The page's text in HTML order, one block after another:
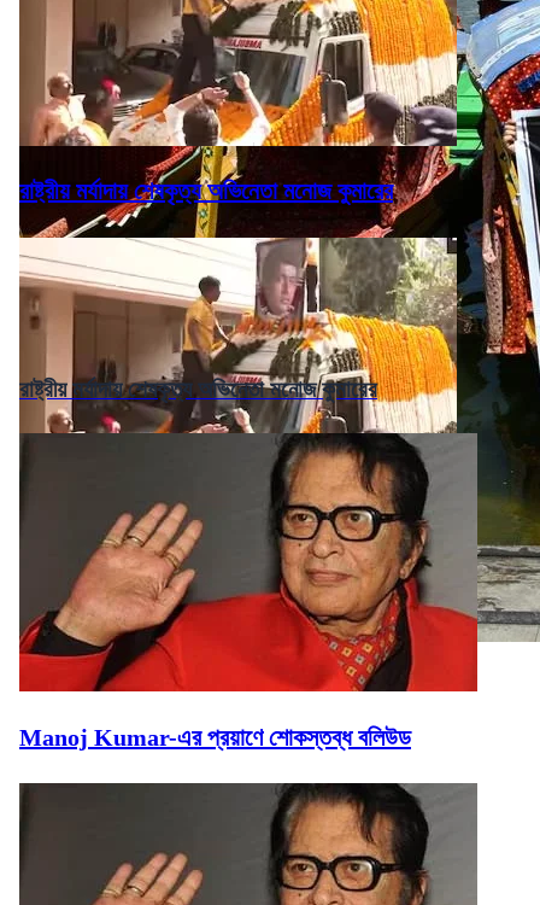
রাষ্ট্রীয় মর্যাদায় শেষকৃত্য অভিনেতা মনোজ কুমারের
রাষ্ট্রীয় মর্যাদায় শেষকৃত্য অভিনেতা মনোজ কুমারের
Manoj Kumar-এর প্রয়াণে শোকস্তব্ধ বলিউড